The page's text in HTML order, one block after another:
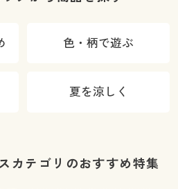
色・柄で遊ぶ
夏を涼しく
カテゴリのおすすめ特集